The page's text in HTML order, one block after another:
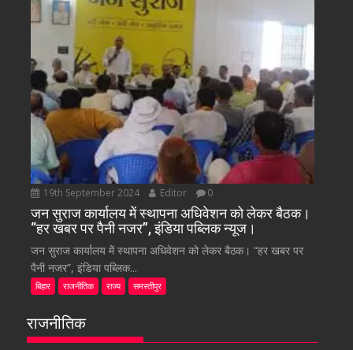
19th September 2024 Editor 0
जन सुराज कार्यालय में स्थापना अधिवेशन को लेकर बैठक।
“हर खबर पर पैनी नजर”, इंडिया पब्लिक न्यूज।
जन सुराज कार्यालय में स्थापना अधिवेशन को लेकर बैठक। “हर खबर पर
पैनी नजर”, इंडिया पब्लिक...
बिहार राजनीतिक राज्य समस्तीपुर
राजनीतिक